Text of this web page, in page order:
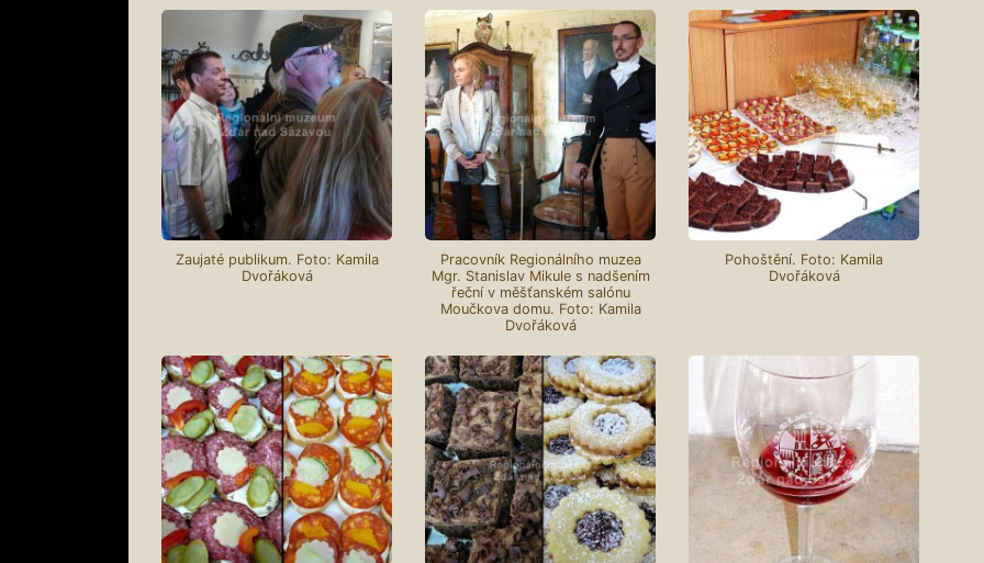
Zaujaté publikum. Foto: Kamila
Dvořáková
Pracovník Regionálního muzea
Mgr. Stanislav Mikule s nadšením
řeční v měšťanském salónu
Moučkova domu. Foto: Kamila
Dvořáková
Pohoštění. Foto: Kamila
Dvořáková